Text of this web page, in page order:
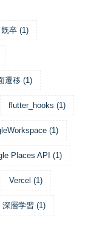
既卒 (1)
遷移 (1)
flutter_hooks (1)
(1)
Places API (1)
Vercel (1)
深層学習 (1)